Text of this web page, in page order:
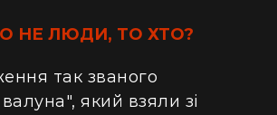
НЕ ЛЮДИ, ТО ХТО?
так званого
який взяли зі